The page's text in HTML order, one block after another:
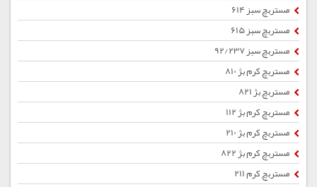
مستربچ سبز 614
مستربچ سبز 615
مستربچ سبز 92/237
مستربچ کرم بژ 810
مستربچ بژ 821
مستربچ کرم بژ 112
مستربچ کرم بژ 210
مستربچ کرم بژ 822
مستربچ کرم 211